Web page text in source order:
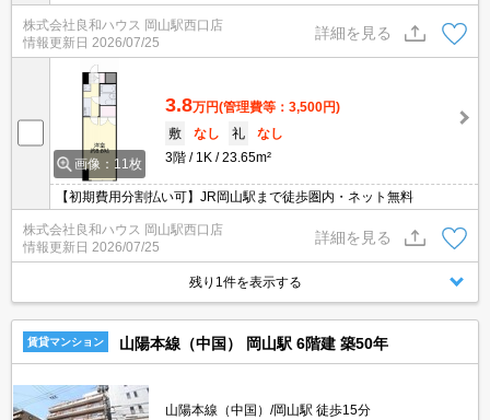
株式会社良和ハウス 岡山駅西口店
情報更新日 2026/07/25
詳細を見る
画像：11枚
3.8万円(管理費等：3,500円)
敷
なし 礼
なし
3階
1K 23.65m²
【初期費用分割払い可】JR岡山駅まで徒歩圏内・ネット無料
株式会社良和ハウス 岡山駅西口店
情報更新日 2026/07/25
詳細を見る
残り1件を表示する
賃貸マンション 山陽本線（中国） 岡山駅 6階建 築50年
山陽本線（中国）/岡山駅 徒歩15分